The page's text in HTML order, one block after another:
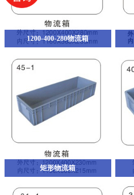
1200-400-280物流箱
矩形物流箱